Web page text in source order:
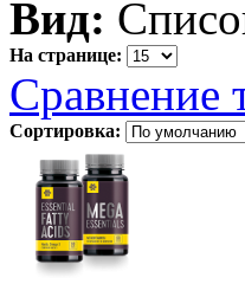
Вид:
На странице:
Сравнение
Сортировка: